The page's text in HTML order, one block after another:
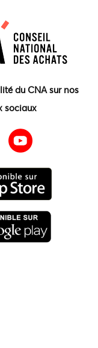
du CNA sur nos
sociaux